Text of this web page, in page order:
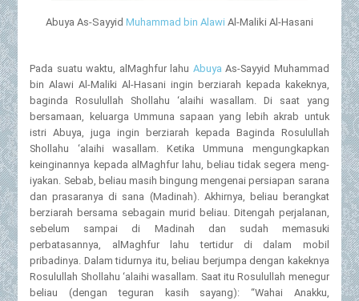
Abuya As-Sayyid Muhammad bin Alawi Al-Maliki Al-Hasani
Pada suatu waktu, alMaghfur lahu Abuya As-Sayyid Muhammad
bin Alawi Al-Maliki Al-Hasani ingin berziarah kepada kakeknya,
baginda Rosulullah Shollahu ‘alaihi wasallam. Di saat yang
bersamaan, keluarga Ummuna sapaan yang lebih akrab untuk
istri Abuya, juga ingin berziarah kepada Baginda Rosulullah
Shollahu ‘alaihi wasallam. Ketika Ummuna mengungkapkan
keinginannya kepada alMaghfur lahu, beliau tidak segera meng-
iyakan. Sebab, beliau masih bingung mengenai persiapan sarana
dan prasaranya di sana (Madinah). Akhirnya, beliau berangkat
berziarah bersama sebagain murid beliau. Ditengah perjalanan,
sebelum sampai di Madinah dan sudah memasuki
perbatasannya, alMaghfur lahu tertidur di dalam mobil
pribadinya. Dalam tidurnya itu, beliau berjumpa dengan kakeknya
Rosulullah Shollahu ‘alaihi wasallam. Saat itu Rosulullah menegur
beliau (dengan teguran kasih sayang): “Wahai Anakku,